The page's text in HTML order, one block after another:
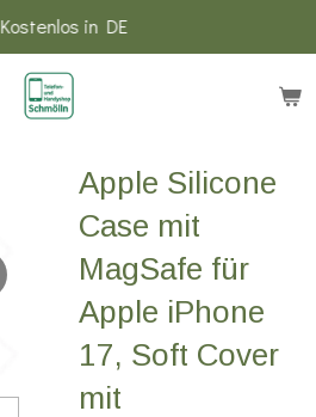
Kostenlos in DE
Apple Silicone
Case mit
MagSafe für
Apple iPhone
17, Soft Cover
mit